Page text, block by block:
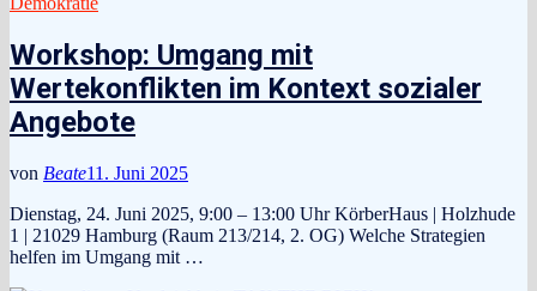
Workshop: Umgang mit
Wertekonflikten im Kontext sozialer
Angebote
von Beate11. Juni 2025
Dienstag, 24. Juni 2025, 9:00 – 13:00 Uhr KörberHaus | Holzhude
1 | 21029 Hamburg (Raum 213/214, 2. OG) Welche Strategien
helfen im Umgang mit …